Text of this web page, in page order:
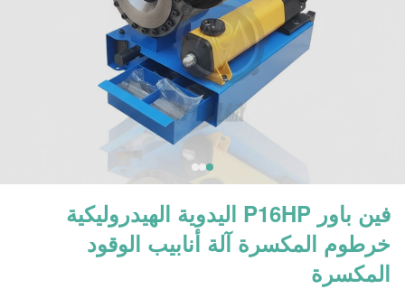
فين باور P16HP اليدوية الهيدروليكية
خرطوم المكسرة آلة أنابيب الوقود
المكسرة